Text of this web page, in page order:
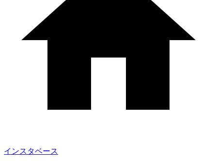
インスタベース